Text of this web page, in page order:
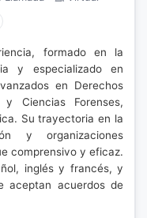
formado en la
y especializado en
en Derechos
y Ciencias Forenses,
Su trayectoria en la
y organizaciones
comprensivo y eficaz.
inglés y francés, y
aceptan acuerdos de